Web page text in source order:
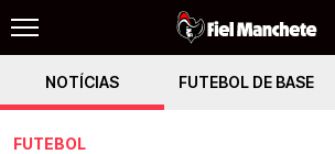
NOTÍCIAS FUTEBOL DE BASE
FUTEBOL